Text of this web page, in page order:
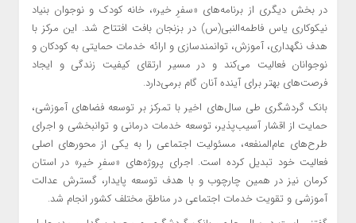
در بخش دیگری از برنامه‌های «سفرِ خیر»، خانه کودک و نوجوان بنیاد
نیکوکاری یاس فاطمه‌النبی(س) در بزنجان بافت افتتاح شد. این مرکز با
هدف نگهداری، آموزش، توانمندسازی و ارائه خدمات حمایتی به کودکان و
نوجوانان فعالیت می‌کند و در مسیر ارتقای کیفیت زندگی و ایجاد
فرصت‌های بهتر برای آینده آنان گام برمی‌دارد.
بانک گردشگری طی سال‌های اخیر با تمرکز بر توسعه فضاهای آموزشی،
حمایت از اقشار آسیب‌پذیر، توسعه خدمات درمانی و توانبخشی و اجرای
طرح‌های عام‌المنفعه، مسئولیت اجتماعی را به یکی از محورهای اصلی
فعالیت خود تبدیل کرده است. اجرای پروژه‌های «سفرِ خیر» در استان
کرمان نیز در همین چارچوب و با هدف توسعه پایدار، گسترش عدالت
آموزشی و تقویت خدمات اجتماعی در مناطق مختلف کشور انجام شد.